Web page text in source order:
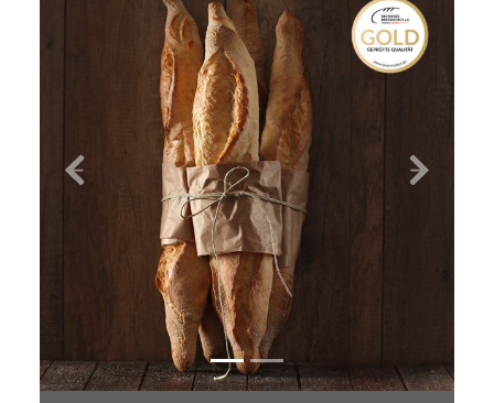
Zurück Vor